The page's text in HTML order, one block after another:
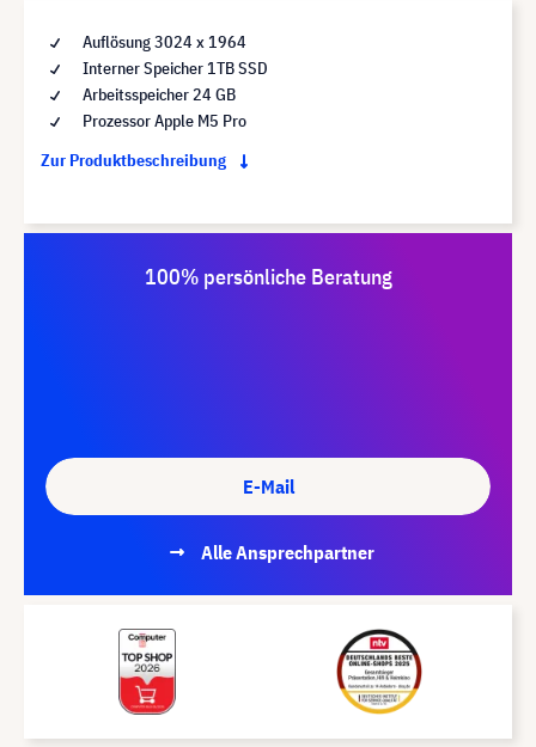
Auflösung 3024 x 1964
Interner Speicher 1TB SSD
Arbeitsspeicher 24 GB
Prozessor Apple M5 Pro
Zur Produktbeschreibung
100% persönliche Beratung
E-Mail
Alle Ansprechpartner